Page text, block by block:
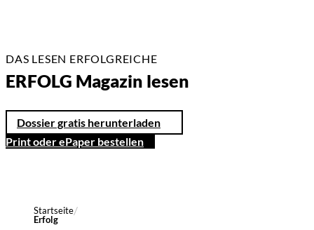
DAS LESEN ERFOLGREICHE
ERFOLG Magazin lesen
Dossier gratis herunterladen
Print oder ePaper bestellen
Startseite
Erfolg